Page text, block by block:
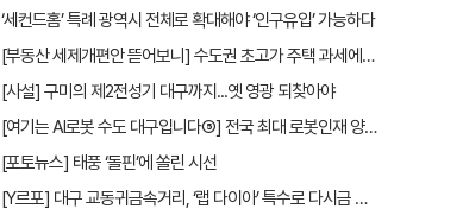
‘세컨드홈’ 특례 광역시 전체로 확대해야 ‘인구유입’ 가능하다
[부동산 세제개편안 뜯어보니] 수도권 초고가 주택 과세에만 초점…침체된 지방 부동산 대책은 없다
[사설] 구미의 제2전성기 대구까지...옛 영광 되찾아야
[여기는 AI로봇 수도 대구입니다⑤] 전국 최대 로봇인재 양성소…“대구산업 맞춤형 교육과정 만들자”
[포토뉴스] 태풍 ‘돌핀’에 쏠린 시선
[Y르포] 대구 교동귀금속거리, ‘랩 다이아’ 특수로 다시금 활기…“반짝 인기 의존 않는 지속 가능 성장 동력 마련해야”